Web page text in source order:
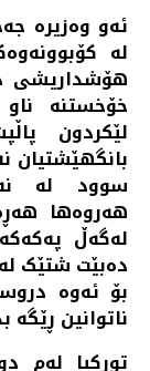
ئەو وەزیرە
لە
هۆشداریشی
خۆخستنە
لێکردون
بانگهێشتیان
سوود لە
هەروەها
لەگەڵ
دەبێت شتێک
بۆ ئەوە
ناتوانین
تورکیا لەم